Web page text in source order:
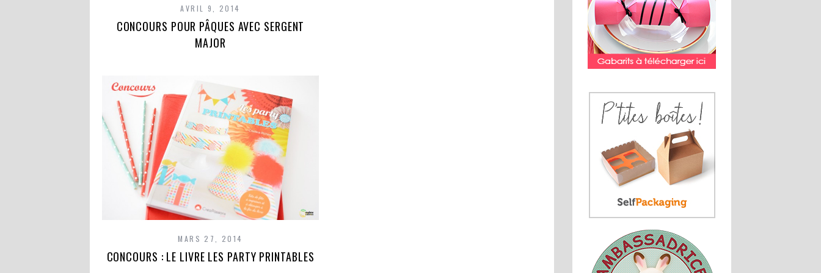
AVRIL 9, 2014
CONCOURS POUR PÂQUES AVEC SERGENT
MAJOR
MARS 27, 2014
CONCOURS : LE LIVRE LES PARTY PRINTABLES